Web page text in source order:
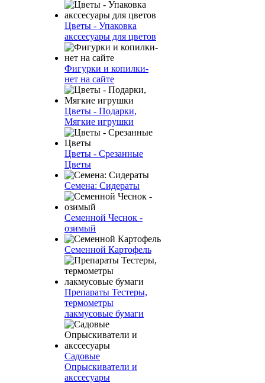
Цветы - Упаковка
акссесуары для цветов
Фигурки и копилки-
нет на сайте
Цветы - Подарки,
Мягкие игрушки
Цветы - Срезанные
Цветы
Семена: Сидераты
Семенной Чеснок -
озимый
Семенной Картофель
Препараты Тестеры,
термометры
лакмусовые бумаги
Садовые
Опрыскиватели и
акссесуары